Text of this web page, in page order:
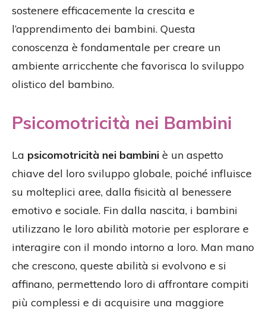
sostenere efficacemente la crescita e
l’apprendimento dei bambini. Questa
conoscenza è fondamentale per creare un
ambiente arricchente che favorisca lo sviluppo
olistico del bambino.
Psicomotricità nei Bambini
La psicomotricità nei bambini è un aspetto
chiave del loro sviluppo globale, poiché influisce
su molteplici aree, dalla fisicità al benessere
emotivo e sociale. Fin dalla nascita, i bambini
utilizzano le loro abilità motorie per esplorare e
interagire con il mondo intorno a loro. Man mano
che crescono, queste abilità si evolvono e si
affinano, permettendo loro di affrontare compiti
più complessi e di acquisire una maggiore